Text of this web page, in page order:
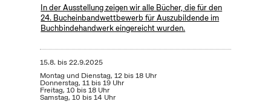
In der Ausstellung zeigen wir alle Bücher, die für den
24. Bucheinbandwettbewerb für Auszubildende im
Buchbindehandwerk eingereicht wurden.
15.8. bis22.9.2025
Montag und Dienstag, 12 bis 18 Uhr
Donnerstag, 11 bis 19 Uhr
Freitag, 10 bis 18 Uhr
Samstag, 10 bis 14 Uhr